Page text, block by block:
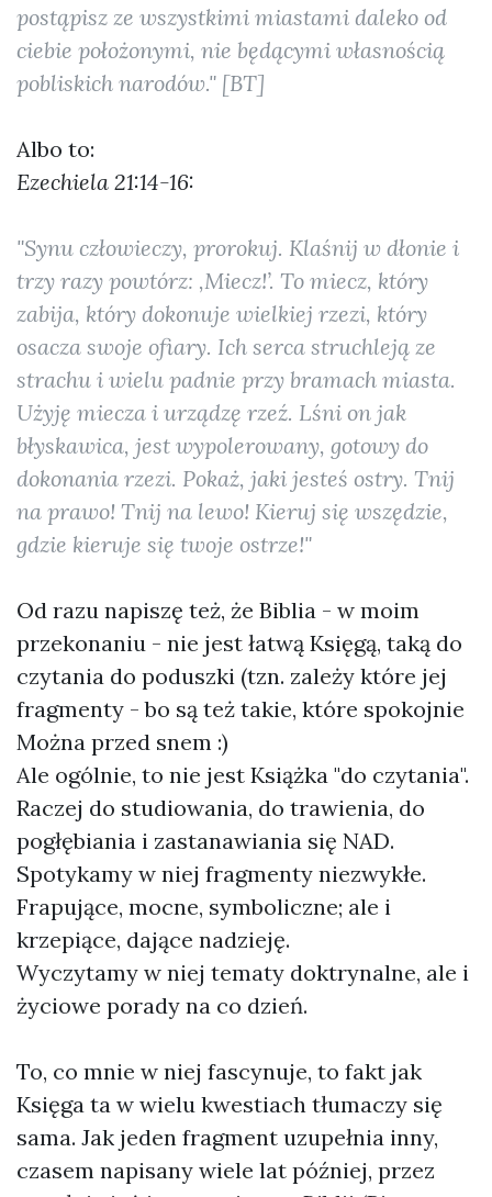
postąpisz ze wszystkimi miastami daleko od
ciebie położonymi, nie będącymi własnością
pobliskich narodów." [BT]
Albo to:
Ezechiela 21:14-16:
"Synu człowieczy, prorokuj. Klaśnij w dłonie i
trzy razy powtórz: ‚Miecz!’. To miecz, który
zabija, który dokonuje wielkiej rzezi, który
osacza swoje ofiary. Ich serca struchleją ze
strachu i wielu padnie przy bramach miasta.
Użyję miecza i urządzę rzeź. Lśni on jak
błyskawica, jest wypolerowany, gotowy do
dokonania rzezi. Pokaż, jaki jesteś ostry. Tnij
na prawo! Tnij na lewo! Kieruj się wszędzie,
gdzie kieruje się twoje ostrze!"
Od razu napiszę też, że Biblia - w moim
przekonaniu - nie jest łatwą Księgą, taką do
czytania do poduszki (tzn. zależy które jej
fragmenty - bo są też takie, które spokojnie
Można przed snem :)
Ale ogólnie, to nie jest Książka "do czytania".
Raczej do studiowania, do trawienia, do
pogłębiania i zastanawiania się NAD.
Spotykamy w niej fragmenty niezwykłe.
Frapujące, mocne, symboliczne; ale i
krzepiące, dające nadzieję.
Wyczytamy w niej tematy doktrynalne, ale i
życiowe porady na co dzień.
To, co mnie w niej fascynuje, to fakt jak
Księga ta w wielu kwestiach tłumaczy się
sama. Jak jeden fragment uzupełnia inny,
czasem napisany wiele lat później, przez